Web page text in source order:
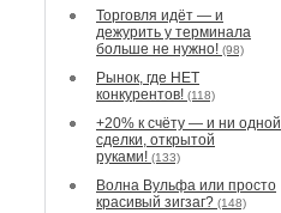
Торговля идёт — и
дежурить у терминала
больше не нужно! (98)
Рынок, где НЕТ
конкурентов! (118)
+20% к счёту — и ни одной
сделки, открытой
руками! (133)
Волна Вульфа или просто
красивый зигзаг? (148)